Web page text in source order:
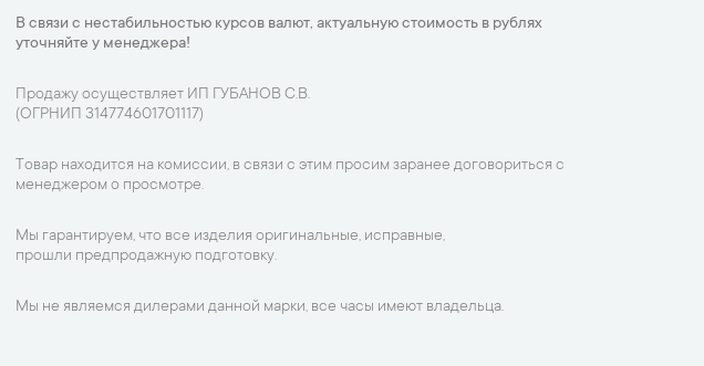
В связи с нестабильностью курсов валют, актуальную стоимость в рублях
уточняйте у менеджера!
Продажу осуществляет ИП ГУБАНОВ С.В.
(ОГРНИП 314774601701117)
Товар находится на комиссии, в связи с этим просим заранее договориться с
менеджером о просмотре.
Мы гарантируем, что все изделия оригинальные, исправные,
прошли предпродажную подготовку.
Мы не являемся дилерами данной марки, все часы имеют владельца.